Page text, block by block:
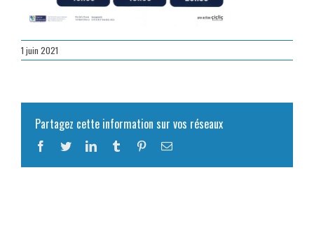
1 juin 2021
Partagez cette information sur vos réseaux
Facebook
TwitterLinkedInTumblr PinterestEmail